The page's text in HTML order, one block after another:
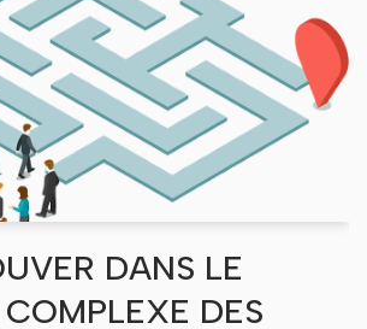
DANS LE
DES